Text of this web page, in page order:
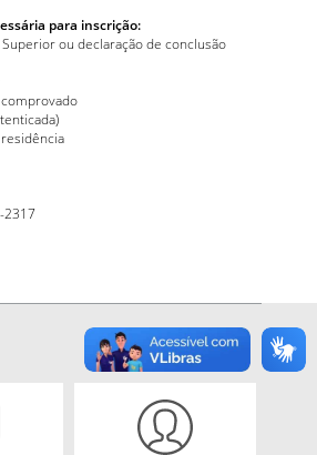
para inscrição:
ou declaração de conclusão
2317